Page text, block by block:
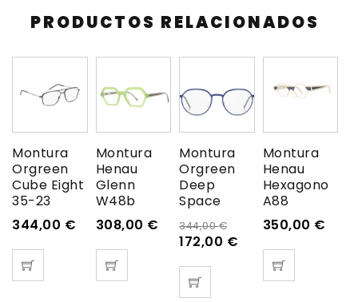
PRODUCTOS RELACIONADOS
Montura
Orgreen
Cube Eight
35-23
344,00 €
Montura
Henau
Glenn
W48b
308,00 €
Montura
Orgreen
Deep
Space
344,00€
172,00 €
Montura
Henau
Hexagono
A88
350,00 €